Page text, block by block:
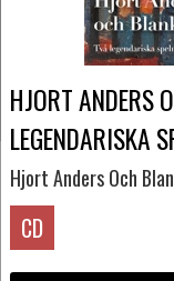
HJORT ANDERS
LEGENDARISKA
Hjort Anders Och
CD